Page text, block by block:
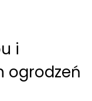
i
ogrodzeń